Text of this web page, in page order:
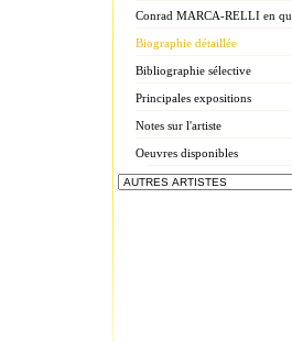
Conrad MARCA-RELLI en
Biographie détaillée
Bibliographie sélective
Principales expositions
Notes sur l'artiste
Oeuvres disponibles